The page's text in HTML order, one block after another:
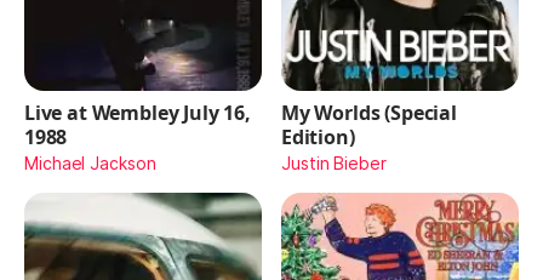
Live at Wembley July 16,
1988
Michael Jackson
My Worlds (Special
Edition)
Justin Bieber